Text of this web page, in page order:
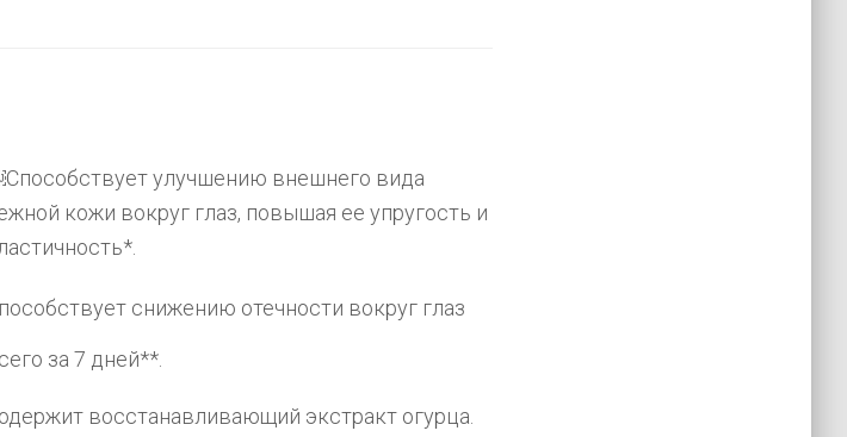
Способствует улучшению внешнего вида
кожи вокруг глаз, повышая ее упругость и
снижению отечности вокруг глаз
за 7 дней**.
восстанавливающий экстракт огурца.